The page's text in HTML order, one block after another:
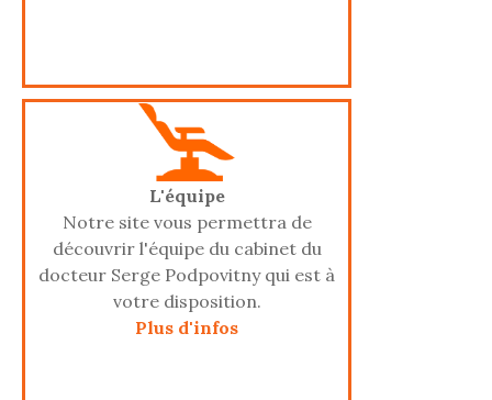
L'équipe
Notre site vous permettra de
découvrir l'équipe du cabinet du
docteur Serge Podpovitny qui est à
votre disposition.
Plus d'infos